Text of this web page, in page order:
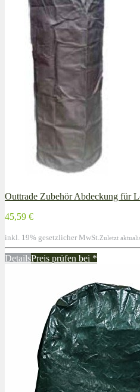
Outtrade Zubehör Abdeckung für
45,59 €
inkl. 19% gesetzlicher MwSt. Zuletzt
DetailsPreis prüfen bei *